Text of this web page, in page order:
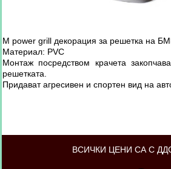
M power grill декорация за решетка на
Материал: PVC
Монтаж посредством крачета
решетката.
Придават агресивен и спортен вид на
ВСИЧКИ ЦЕНИ СА С